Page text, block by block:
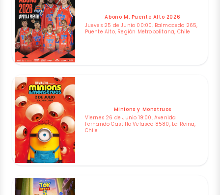
Abono M. Puente Alto 2026
Jueves 25 de Junio 00:00, Balmaceda 265,
Puente Alto, Región Metropolitana, Chile
Minions y Monstruos
Viernes 26 de Junio 19:00, Avenida
Fernando Castillo Velasco 8580, La Reina,
Chile